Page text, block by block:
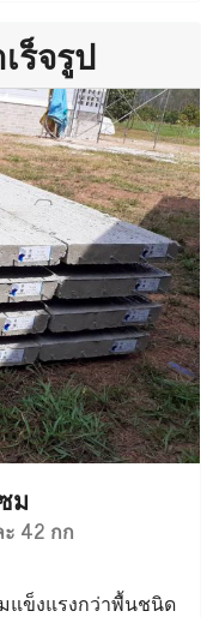
ร็จรูป
ม
42 กก
แข็งแรงกว่าพื้นชนิด